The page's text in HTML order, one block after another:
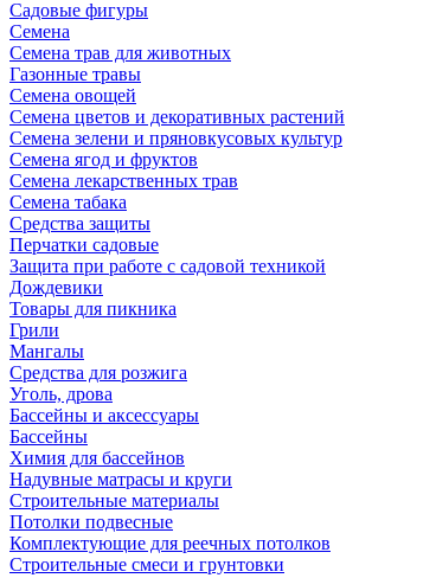
Садовые фигуры
Семена
Семена трав для животных
Газонные травы
Семена овощей
Семена цветов и декоративных растений
Семена зелени и пряновкусовых культур
Семена ягод и фруктов
Семена лекарственных трав
Семена табака
Средства защиты
Перчатки садовые
Защита при работе с садовой техникой
Дождевики
Товары для пикника
Грили
Мангалы
Средства для розжига
Уголь, дрова
Бассейны и аксессуары
Бассейны
Химия для бассейнов
Надувные матрасы и круги
Строительные материалы
Потолки подвесные
Комплектующие для реечных потолков
Строительные смеси и грунтовки